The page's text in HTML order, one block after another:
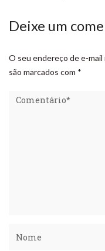
Deixe um
O seu endereço de e-mail
são marcados com *